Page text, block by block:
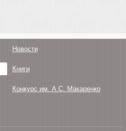
Новости
Книги
Конкурс им. А.С. Макаренко